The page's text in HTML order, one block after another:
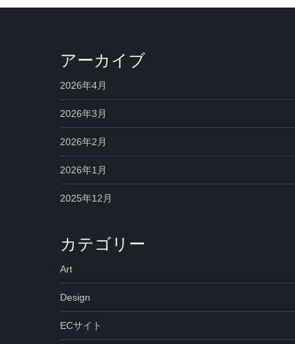
アーカイブ
2026年4月
2026年3月
2026年2月
2026年1月
2025年12月
カテゴリー
Art
Design
ECサイト